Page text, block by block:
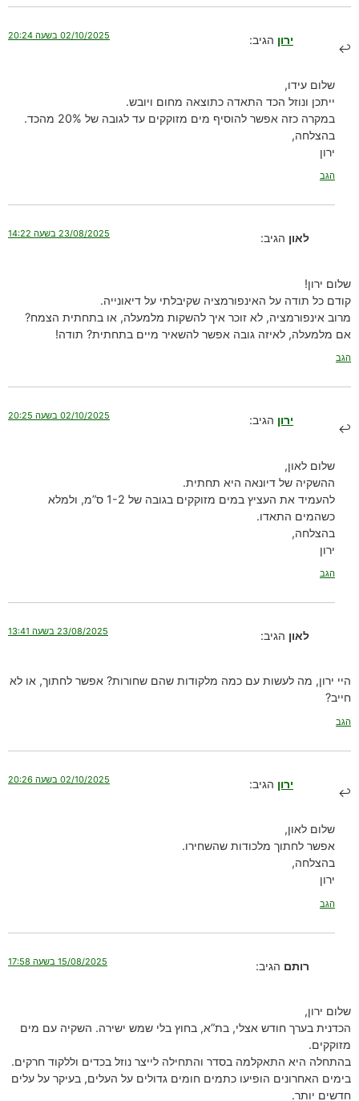
ירון הגיב: 02/10/2025 בשעה 20:24
שלום עידו,
ייתכן ונוזל הכד התאדה כתוצאה מחום ויובש.
במקרה כזה אפשר להוסיף מים מזוקקים עד לגובה של 20% מהכד.
בהצלחה,
ירון
הגב
לאון הגיב: 23/08/2025 בשעה 14:22
שלום ירון!
קודם כל תודה על האינפורמציה שקיבלתי על דיאונייה.
מרוב אינפורמציה, לא זוכר איך להשקות מלמעלה, או בתחתית הצמח?
אם מלמעלה, לאיזה גובה אפשר להשאיר מיים בתחתית? תודה!
הגב
ירון הגיב: 02/10/2025 בשעה 20:25
שלום לאון,
ההשקיה של דיונאה היא תחתית.
להעמיד את העציץ במים מזוקקים בגובה של 1-2 ס”מ, ולמלא
כשהמים התאדו.
בהצלחה,
ירון
הגב
לאון הגיב: 23/08/2025 בשעה 13:41
היי ירון, מה לעשות עם כמה מלקודות שהם שחורות? אפשר לחתוך, או לא
חייב?
הגב
ירון הגיב: 02/10/2025 בשעה 20:26
שלום לאון,
אפשר לחתוך מלכודות שהשחירו.
בהצלחה,
ירון
הגב
רותם הגיב: 15/08/2025 בשעה 17:58
שלום ירון,
הכדנית בערך חודש אצלי, בת”א, בחוץ בלי שמש ישירה. השקיה עם מים
מזוקקים.
בהתחלה היא התאקלמה בסדר והתחילה לייצר נוזל בכדים וללקוד חרקים.
בימים האחרונים הופיעו כתמים חומים גדולים על העלים, בעיקר על עלים
חדשים יותר.